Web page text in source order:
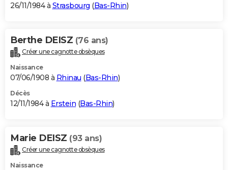
26/11/1984 à Strasbourg (Bas-Rhin)
Berthe DEISZ (76 ans)
Créer une cagnotte obsèques
Naissance
07/06/1908 à Rhinau (Bas-Rhin)
Décès
12/11/1984 à Erstein (Bas-Rhin)
Marie DEISZ (93 ans)
Créer une cagnotte obsèques
Naissance